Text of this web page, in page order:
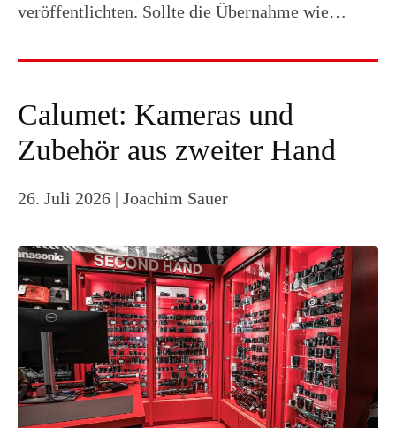
veröffentlichten. Sollte die Übernahme wie…
Calumet: Kameras und
Zubehör aus zweiter Hand
26. Juli 2026 | Joachim Sauer